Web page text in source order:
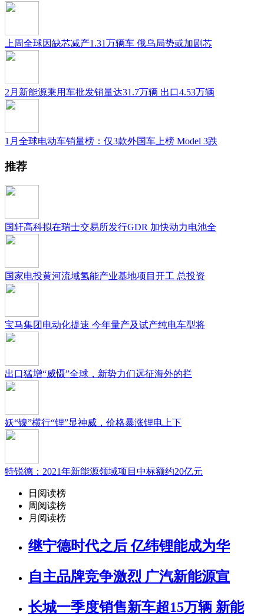
上周全球因缺芯减产1.31万辆车 俄乌局势或加剧芯
2月新能源乘用车批发销量达31.7万辆 出口4.53万辆
1月全球电动车销量榜：仅3款外国车上榜 Model 3跌
推荐
国轩高科拟在瑞士交易所发行GDR 加快动力电池全
国家电投黄河流域氢能产业基地项目开工 总投资
宝马集团电动化提速 今年量产及试产纯电车型将
出口猛增“威慑”全球，新势力们远征海外的拦
妖“镍”横行“锂”显神威，价格暴涨锂电上下
特锐德：2021年新能源领域项目中标额约20亿元
日阅读榜
周阅读榜
月阅读榜
继宁德时代之后 亿纬锂能成为华
自主品牌竞争激烈 广汽新能源宣
长城一季度销售新车超15万辆 新能